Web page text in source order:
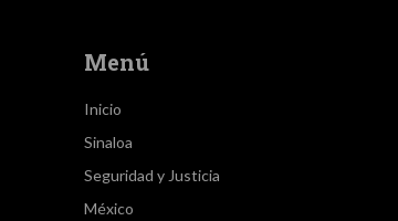
Menú
Inicio
Sinaloa
Seguridad y Justicia
México